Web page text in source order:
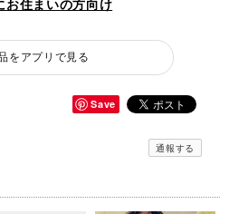
お住まいの方向け
をアプリで見る
Save
通報する